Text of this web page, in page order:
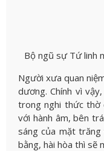
Bộ ngũ sự Tứ linh
Người xưa quan
dương. Chính vì
trong nghi thức thờ
với hành âm, bên
sáng của mặt
bằng, hài hòa thì sẽ